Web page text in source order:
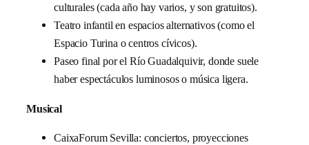
culturales (cada año hay varios, y son gratuitos).
Teatro infantil en espacios alternativos (como el
Espacio Turina o centros cívicos).
Paseo final por el Río Guadalquivir, donde suele
haber espectáculos luminosos o música ligera.
Musical
CaixaForum Sevilla: conciertos, proyecciones